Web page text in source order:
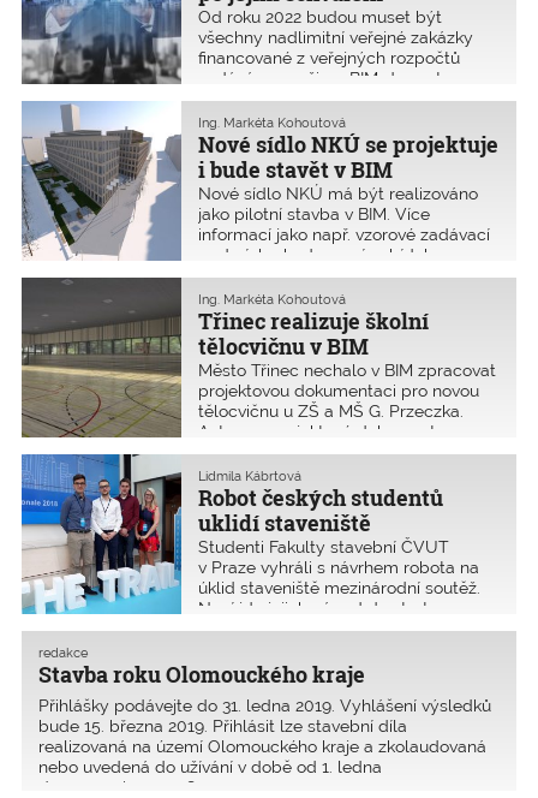
Od roku 2022 budou muset být
všechny nadlimitní veřejné zakázky
financované z veřejných rozpočtů
zadávány v režimu BIM. Je proto
nutné, co nejvíce šířit informovanost
celého stavebního sektoru. Zbývá jen
13 čtvrtletí a veřejných zakázek v BIM
je jak šafránu.
Nové sídlo NKÚ se projektuje
i bude stavět v BIM
Ing. Markéta Kohoutová
Nové sídlo NKÚ má být realizováno
jako pilotní stavba v BIM. Více
informací jako např. vzorové zadávací
podmínky, hodnocení nabídek,
smlouva podle FIDIC a další
informace jsou k dispozici na
www.nku.cz/cz/pro-media/sidlo-nku/
Třinec realizuje školní
tělocvičnu v BIM
Ing. Markéta Kohoutová
Město Třinec nechalo v BIM zpracovat
projektovou dokumentaci pro novou
tělocvičnu u ZŠ a MŠ G. Przeczka.
Autorem projektové dokumentace pro
výběr zhotovitele zpracované v BIM je
FIALA ARCHITECTS s.r.o.
Předpokládaná cena byla 76 mil. Kč
včetně DPH. Od zhotovitele stavby
bylo požadováno odevzdat
dokumentaci skutečného provedení
v BIM. Do soutěže se přihlásili čtyři
uchazeči, přičemž zvítězil Hochtief
včetně DPH. Smlouva s dodavatelem
Dokončení stavby včetně sadových
úprav je plánováno na červen 2019.
(zdroj: město Třinec)
Robot českých studentů
uklidí staveniště
Lidmila Kábrtová
Studenti Fakulty stavební ČVUT
v Praze vyhráli s návrhem robota na
úklid staveniště mezinárodní soutěž.
Nyní jde jejich nápad do start-up
inkubátoru a zajímají se o něj české
mohl začít fungovat za tři až pět let.
Žádný jiný robotický systém pro úklid
staveniště dosud neexistuje.
Stavba roku Olomouckého kraje
redakce
Přihlášky podávejte do 31. ledna 2019. Vyhlášení výsledků
bude 15. března 2019. Přihlásit lze stavební díla
realizovaná na území Olomouckého kraje a zkolaudovaná
nebo uvedená do užívání v době od 1. ledna
do 31. prosince 2018.